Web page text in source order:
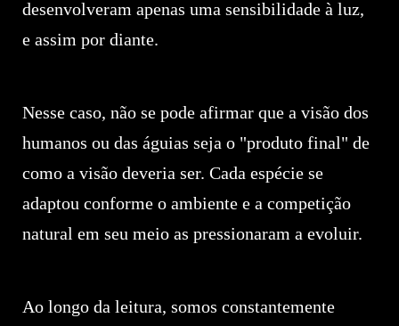
desenvolveram apenas uma sensibilidade à luz,
e assim por diante.
Nesse caso, não se pode afirmar que a visão dos
humanos ou das águias seja o "produto final" de
como a visão deveria ser. Cada espécie se
adaptou conforme o ambiente e a competição
natural em seu meio as pressionaram a evoluir.
Ao longo da leitura, somos constantemente